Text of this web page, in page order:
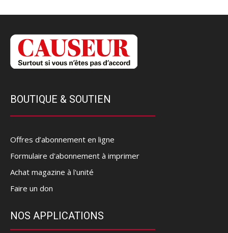
BOUTIQUE & SOUTIEN
Offres d’abonnement en ligne
Formulaire d'abonnement à imprimer
Achat magazine à l'unité
Faire un don
NOS APPLICATIONS